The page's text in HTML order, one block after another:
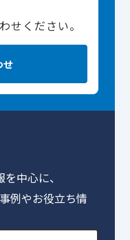
せください。
せ
中心に、
例やお役立ち情